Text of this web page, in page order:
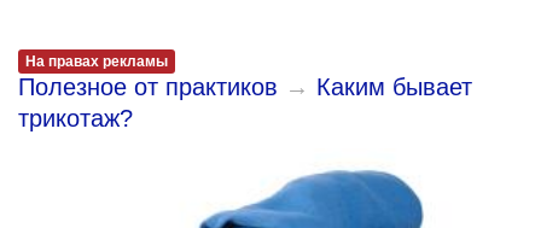
На правах рекламы
Полезное от практиков → Каким бывает
трикотаж?